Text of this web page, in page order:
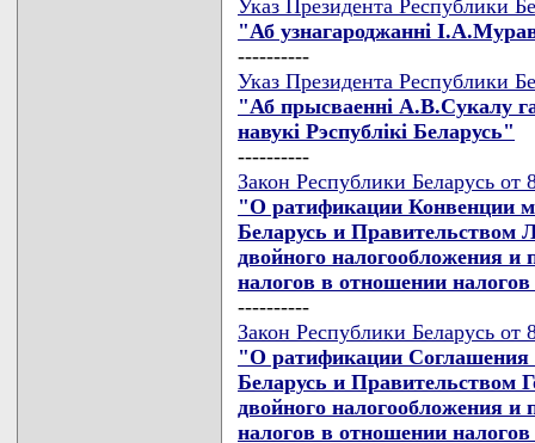
Указ Президента Республики
"Аб узнагароджаннi
----------
Указ Президента Республики
"Аб прысваеннi А.В.Сукалу
навукi Рэспублiкi Беларусь"
----------
Закон Республики Беларусь от
"О ратификации Конвенции
Беларусь и Правительством
двойного налогообложения
налогов в отношении
----------
Закон Республики Беларусь от
"О ратификации Соглашения
Беларусь и Правительством
двойного налогообложения
налогов в отношении